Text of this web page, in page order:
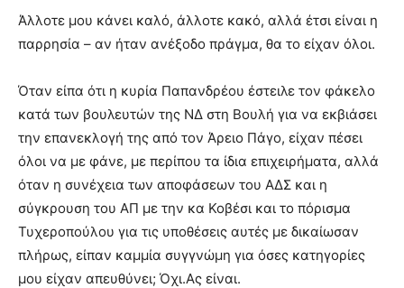
Άλλοτε μου κάνει καλό, άλλοτε κακό, αλλά έτσι είναι η
παρρησία – αν ήταν ανέξοδο πράγμα, θα το είχαν όλοι.
Όταν είπα ότι η κυρία Παπανδρέου έστειλε τον φάκελο
κατά των βουλευτών της ΝΔ στη Βουλή για να εκβιάσει
την επανεκλογή της από τον Άρειο Πάγο, είχαν πέσει
όλοι να με φάνε, με περίπου τα ίδια επιχειρήματα, αλλά
όταν η συνέχεια των αποφάσεων του ΑΔΣ και η
σύγκρουση του ΑΠ με την κα Κοβέσι και το πόρισμα
Τυχεροπούλου για τις υποθέσεις αυτές με δικαίωσαν
πλήρως, είπαν καμμία συγγνώμη για όσες κατηγορίες
μου είχαν απευθύνει; Όχι.Ας είναι.